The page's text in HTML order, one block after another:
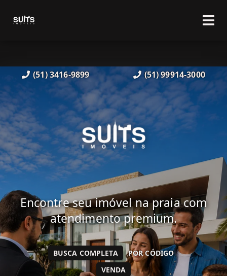
(51) 3416-9899 (51) 99914-3000
Encontre seu imóvel na praia com
atendimento premium.
VENDA
BUSCA COMPLETA POR CÓDIGO